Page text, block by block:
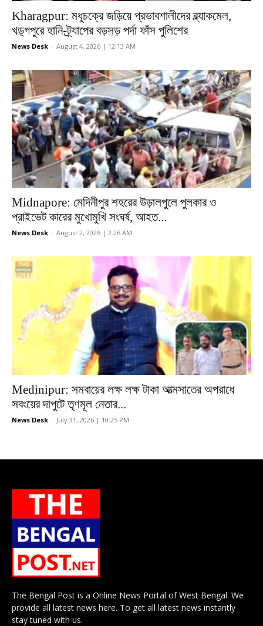
Kharagpur: মধুচক্রে জড়িয়ে প্রভাবশালীদের ব্ল্যাকমেল,
খড়্গপুরে হানি-ট্র্যাপের বড়সড় পর্দা ফাঁস পুলিশের
News Desk - August 4, 2026 | 12:13 AM
Midnapore: মেদিনীপুর শহরের উড়ালপুলে পুলকার ও
প্রাইভেট কারের মুখোমুখি সংঘর্ষ, আহত...
News Desk - August 2, 2026 | 2:26 AM
Medinipur: সমবায়ের লক্ষ লক্ষ টাকা আত্মসাতের অপরাধে
সবংয়ের দাপুটে তৃণমূল নেতার...
News Desk - July 31, 2026 | 10:25 PM
The Bengal Post is a Online News Portal of West Bengal. We
provide all latest news here. To get all latest news instantly
stay tuned with us.